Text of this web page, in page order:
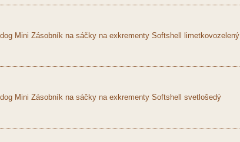
Mini Zásobník na sáčky na exkrementy Softshell limetkovozelený
Mini Zásobník na sáčky na exkrementy Softshell svetlošedý